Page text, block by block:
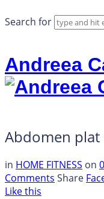
Search for
Andreea
Abdomen plat
in HOME FITNESS on
Comments Share
Like this